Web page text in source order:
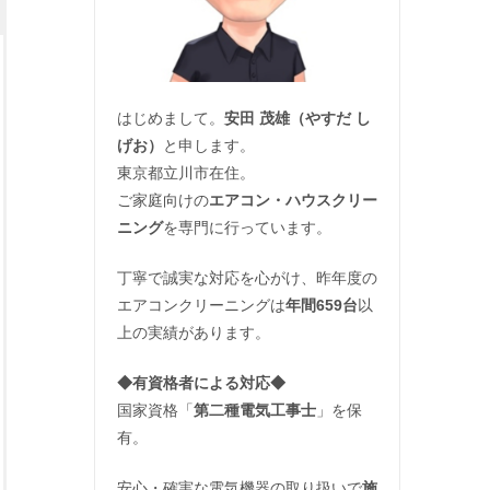
はじめまして。 安田 茂雄（やすだ し
げお）
と申します。
東京都立川市在住。
ご家庭向けのエアコン・ハウスクリー
ニングを専門に行っています。
丁寧で誠実な対応を心がけ、昨年度の
エアコンクリーニングは年間659台以
上の実績があります。
◆有資格者による対応◆
国家資格「第二種電気工事士 」を保
有。